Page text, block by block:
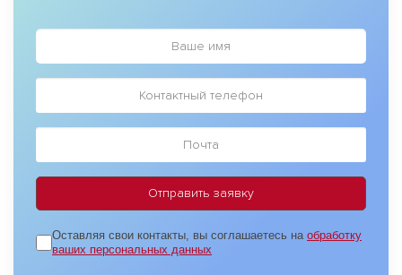
Оставляя свои контакты, вы соглашаетесь на обработку
ваших персональных данных